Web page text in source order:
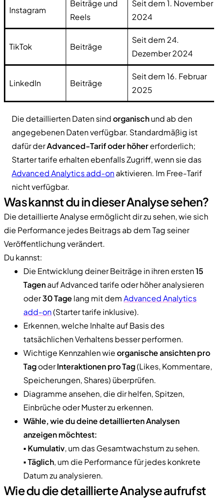
Instagram
Beiträge und
Reels
Seit dem 1. November
2024
TikTok Beiträge
Seit dem 24.
Dezember 2024
LinkedIn Beiträge
Seit dem 16. Februar
2025
Die detaillierten Daten sindorganischund ab den
angegebenen Daten verfügbar. Standardmäßig ist
dafür derAdvanced-Tarif oder höhererforderlich;
Starter tarife erhalten ebenfalls Zugriff, wenn sie das
Advanced Analytics add-onaktivieren. Im Free-Tarif
nicht verfügbar.
Was kannst du in dieser Analyse sehen?
Die detaillierte Analyse ermöglicht dir zu sehen, wie sich
die Performance jedes Beitrags ab dem Tag seiner
Veröffentlichung verändert.
Du kannst:
Die Entwicklung deiner Beiträge in ihren ersten15
Tagenauf Advanced tarife oder höher analysieren
oder30 Tage lang mit demAdvanced Analytics
add-on(Starter tarife inklusive).
Erkennen, welche Inhalte auf Basis des
tatsächlichen Verhaltens besser performen.
Wichtige Kennzahlen wieorganische ansichten pro
TagoderInteraktionen pro Tag(Likes, Kommentare,
Speicherungen, Shares) überprüfen.
Diagramme ansehen, die dir helfen, Spitzen,
Einbrüche oder Muster zu erkennen.
Wähle, wie du deine detaillierten Analysen
anzeigen möchtest:
▪️ Kumulativ, um das Gesamtwachstum zu sehen.
▪️Täglich, um die Performance für jedes konkrete
Datum zu analysieren.
Wie du die detaillierte Analyse aufrufst